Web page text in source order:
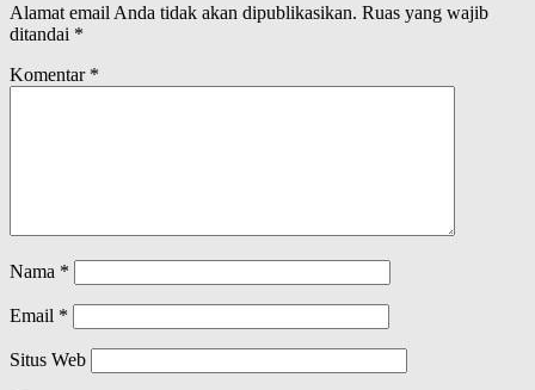
Alamat email Anda tidak akan dipublikasikan. Ruas yang wajib
ditandai *
Komentar *
Nama *
Email *
Situs Web